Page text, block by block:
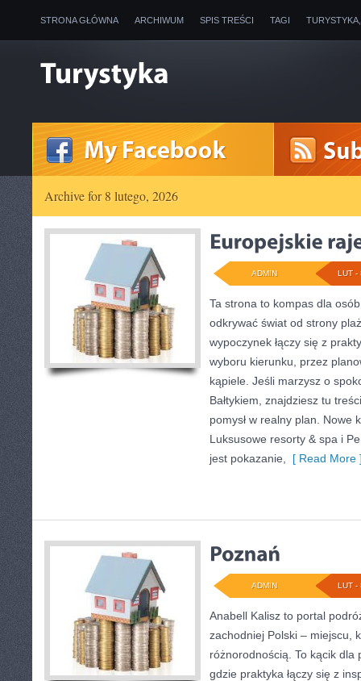
STRONA GŁÓWNA ARCHIWUM SPIS TREŚCI TAGI
Archive for 8 lutego, 2026
LUT -
ADMIN
Ta strona to kompas dla
odkrywać świat od strony
wypoczynek łączy się z
wyboru kierunku, przez
kąpiele. Jeśli marzysz o
Bałtykiem, znajdziesz tu
pomysł w realny plan. Nowe
Luksusowe resorty & spa i
jest pokazanie,
[ Read More
LUT -
ADMIN
Anabell Kalisz to portal
zachodniej Polski – miejscu,
różnorodnością. To kącik dla
gdzie praktyka łączy się z